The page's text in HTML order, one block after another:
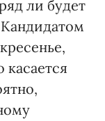
ли будет